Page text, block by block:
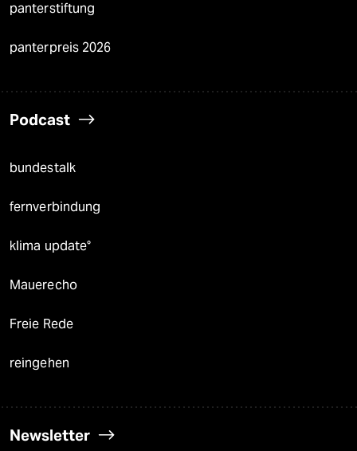
panterstiftung
panterpreis 2026
Podcast
bundestalk
fernverbindung
klima update°
Mauerecho
Freie Rede
reingehen
Newsletter